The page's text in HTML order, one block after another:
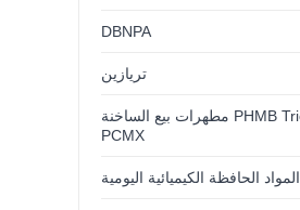
DBNPA
تريازين
مطهرات بيع الساخنة PHMB Tricloan
PCMX
المواد الحافظة الكيميائية اليومية